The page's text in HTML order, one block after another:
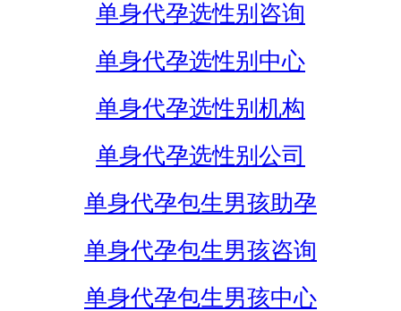
单身代孕选性别咨询
单身代孕选性别中心
单身代孕选性别机构
单身代孕选性别公司
单身代孕包生男孩助孕
单身代孕包生男孩咨询
单身代孕包生男孩中心